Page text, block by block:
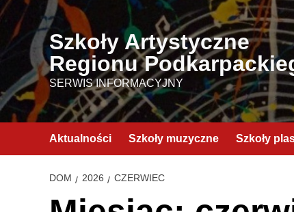
Przejdź
treści
Szkoły Artystyczne
Regionu
SERWIS INFORMACYJNY
Aktualności Szkoły muzyczne Szkoły
DOM 2026 CZERWIEC